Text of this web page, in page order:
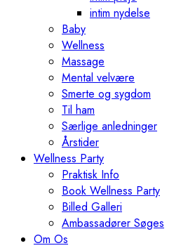
intim nydelse
Baby
Wellness
Massage
Mental velvære
Smerte og sygdom
Til ham
Særlige anledninger
Årstider
Wellness Party
Praktisk Info
Book Wellness Party
Billed Galleri
Ambassadører Søges
Om Os